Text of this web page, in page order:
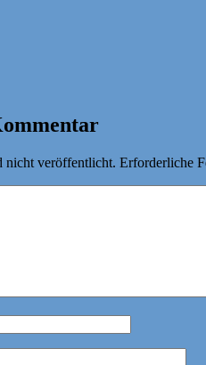
nicht veröffentlicht. Erforderliche